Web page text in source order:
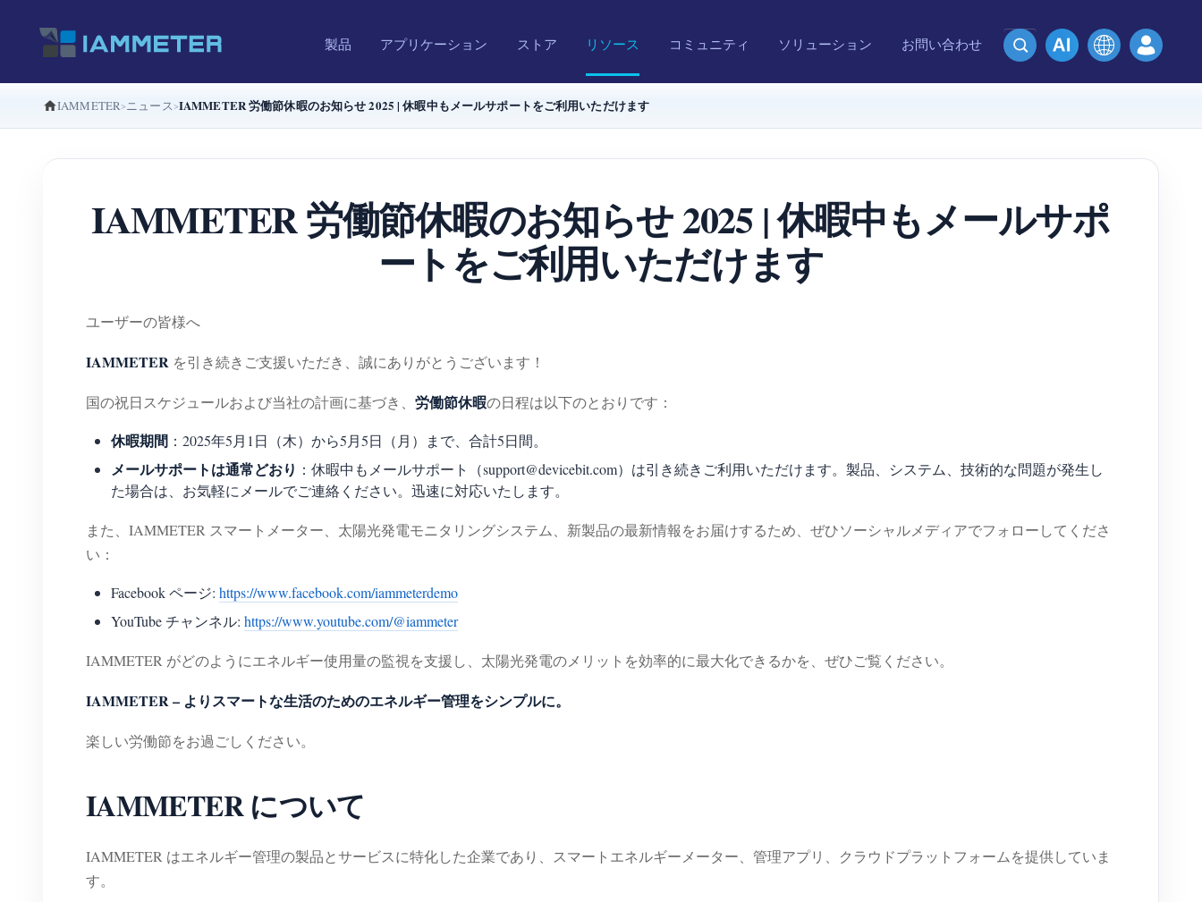
製品 アプリケーション ストア リソース コミュニティ ソリューション お問い合わせ
IAMMETER ニュース IAMMETER 労働節休暇のお知らせ 2025 | 休暇中もメールサポートをご利用いただけます
IAMMETER 労働節休暇のお知らせ 2025 | 休暇中もメールサポ
ートをご利用いただけます
ユーザーの皆様へ
IAMMETER を引き続きご支援いただき、誠にありがとうございます！
国の祝日スケジュールおよび当社の計画に基づき、 労働節休暇の日程は以下のとおりです：
休暇期間 ：2025年5月1日（木）から5月5日（月）まで、合計5日間。
メールサポートは通常どおり ：休暇中もメールサポート（support@devicebit.com）は引き続きご利用いただけます。製品、システム、技術的な問題が発生し
た場合は、お気軽にメールでご連絡ください。迅速に対応いたします。
また、IAMMETER スマートメーター、太陽光発電モニタリングシステム、新製品の最新情報をお届けするため、ぜひソーシャルメディアでフォローしてくださ
い：
Facebook ページ: https://www.facebook.com/iammeterdemo
YouTube チャンネル: https://www.youtube.com/@iammeter
IAMMETER がどのようにエネルギー使用量の監視を支援し、太陽光発電のメリットを効率的に最大化できるかを、ぜひご覧ください。
IAMMETER – よりスマートな生活のためのエネルギー管理をシンプルに。
楽しい労働節をお過ごしください。
IAMMETER について
IAMMETER はエネルギー管理の製品とサービスに特化した企業であり、スマートエネルギーメーター、管理アプリ、クラウドプラットフォームを提供していま
す。